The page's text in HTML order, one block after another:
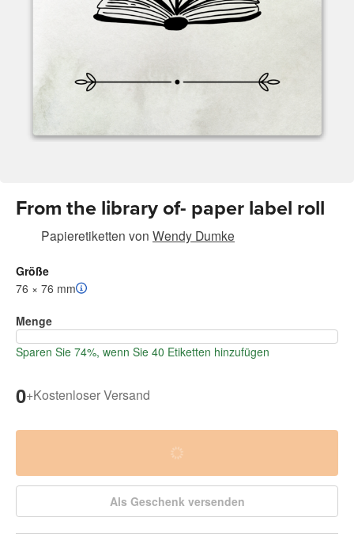
From the library of- paper label roll
Papieretiketten von Wendy Dumke
Größe
76 × 76 mm
Menge
Sparen Sie 74%, wenn Sie 40 Etiketten hinzufügen
0+Kostenloser Versand
Als Geschenk versenden